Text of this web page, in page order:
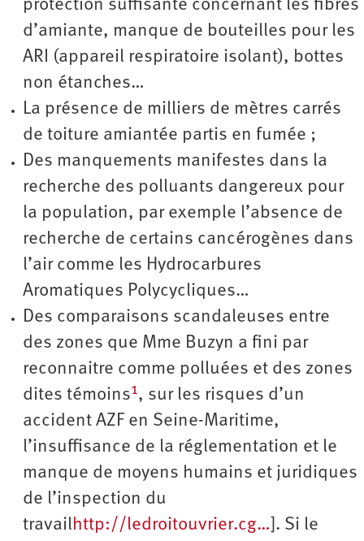
protection suffisante concernant les fibres
d’amiante, manque de bouteilles pour les
ARI (appareil respiratoire isolant), bottes
non étanches…
La présence de milliers de mètres carrés
de toiture amiantée partis en fumée ;
Des manquements manifestes dans la
recherche des polluants dangereux pour
la population, par exemple l’absence de
recherche de certains cancérogènes dans
l’air comme les Hydrocarbures
Aromatiques Polycycliques…
Des comparaisons scandaleuses entre
des zones que Mme Buzyn a fini par
reconnaitre comme polluées et des zones
dites témoins1, sur les risques d’un
accident AZF en Seine-Maritime,
l’insuffisance de la réglementation et le
manque de moyens humains et juridiques
de l’inspection du
travailhttp://ledroitouvrier.cg… ]. Si le